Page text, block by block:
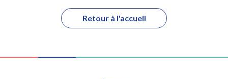
Retour à l'accueil